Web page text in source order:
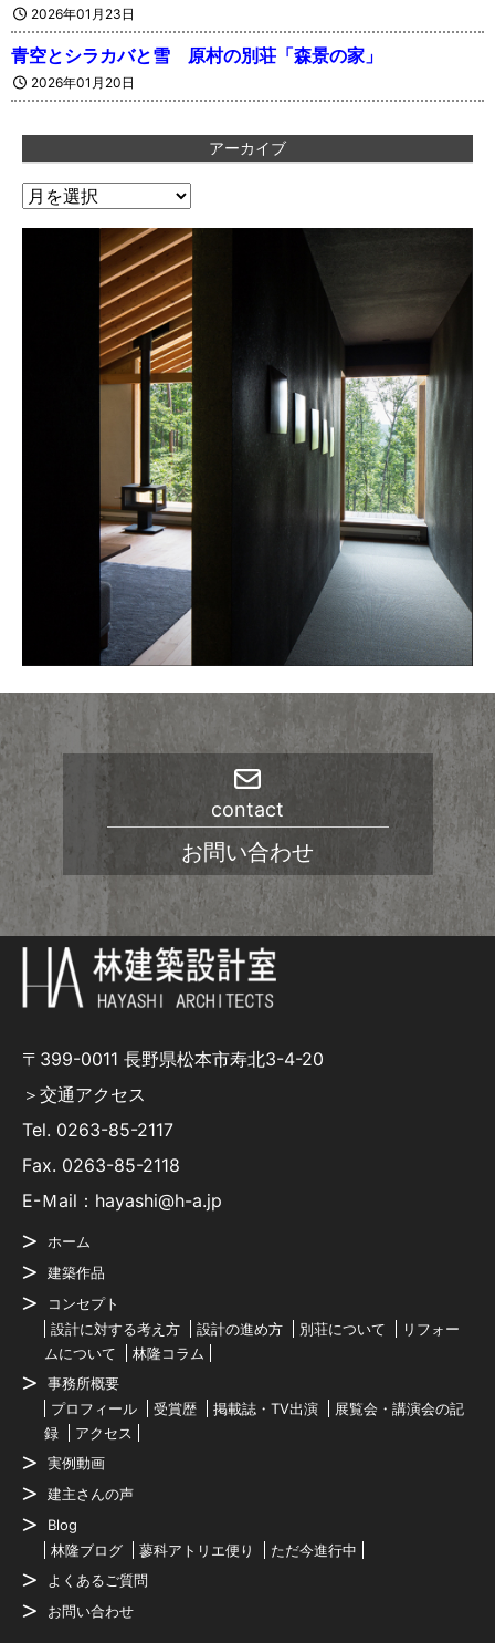
2026年01月23日
青空とシラカバと雪 原村の別荘「森景の家」
2026年01月20日
アーカイブ
ア
contact
お問い合わせ
〒399-0011 長野県松本市寿北3-4-20
＞交通アクセス
Tel. 0263-85-2117
Fax. 0263-85-2118
E-Ｍail：hayashi@h-a.jp
ホーム
建築作品
コンセプト
設計に対する考え方
設計の進め方 別荘について
リフォー
ムについて
林隆コラム
事務所概要
プロフィール
受賞歴 掲載誌・TV出演
展覧会・講演会の記
録
アクセス
実例動画
建主さんの声
Blog
林隆ブログ
蓼科アトリエ便り
ただ今進行中
よくあるご質問
お問い合わせ